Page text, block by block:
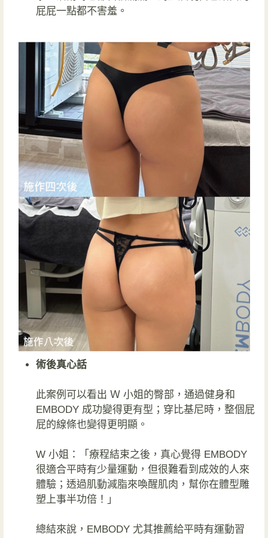
屁屁一點都不害羞。
術後真心話
此案例可以看出 Ｗ 小姐的臀部，通過健身和
EMBODY 成功變得更有型；穿比基尼時，整個屁
屁的線條也變得更明顯。
W 小姐：「療程結束之後，真心覺得 EMBODY
很適合平時有少量運動，但很難看到成效的人來
體驗；透過肌動減脂來喚醒肌肉，幫你在體型雕
塑上事半功倍！」
總結來說，EMBODY 尤其推薦給平時有運動習